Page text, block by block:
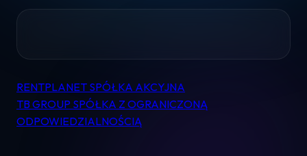
Home
Pomoc
Nawigacja
wpisu
RENTPLANET SPÓŁKA AKCYJNA
TB GROUP SPÓŁKA Z OGRANICZONĄ
ODPOWIEDZIALNOŚCIĄ